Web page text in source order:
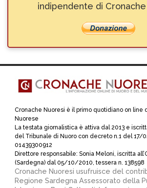
indipendente di
Cronache Nuoresi è il primo quotidiano on line
Nuorese
La testata giornalistica è attiva dal 2013 e
del Tribunale di Nuoro con decreto n.1 del 17/
01439300912
Direttore responsabile: Sonia Meloni, iscritta
(Sardegna) dal 05/10/2010, tessera n. 138598
Cronache Nuoresi usufruisce del
Regione Sardegna Assessorato della